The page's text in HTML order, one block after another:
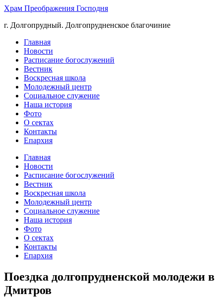
Храм Преображения Господня
г. Долгопрудный. Долгопрудненское благочиние
Главная
Новости
Расписание богослужений
Вестник
Воскресная школа
Молодежный центр
Социальное служение
Наша история
Фото
О сектах
Контакты
Епархия
Главная
Новости
Расписание богослужений
Вестник
Воскресная школа
Молодежный центр
Социальное служение
Наша история
Фото
О сектах
Контакты
Епархия
Поездка долгопрудненской молодежи в
Дмитров